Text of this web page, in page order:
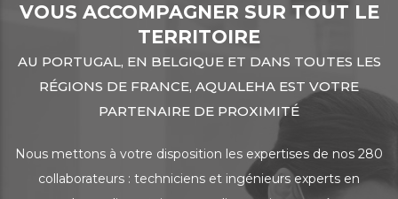
VOUS ACCOMPAGNER SUR TOUT LE
TERRITOIRE
AU PORTUGAL, EN BELGIQUE ET DANS TOUTES LES
RÉGIONS DE FRANCE, AQUALEHA EST VOTRE
PARTENAIRE DE PROXIMITÉ
Nous mettons à votre disposition les expertises de nos 280
collaborateurs : techniciens et ingénieurs experts en